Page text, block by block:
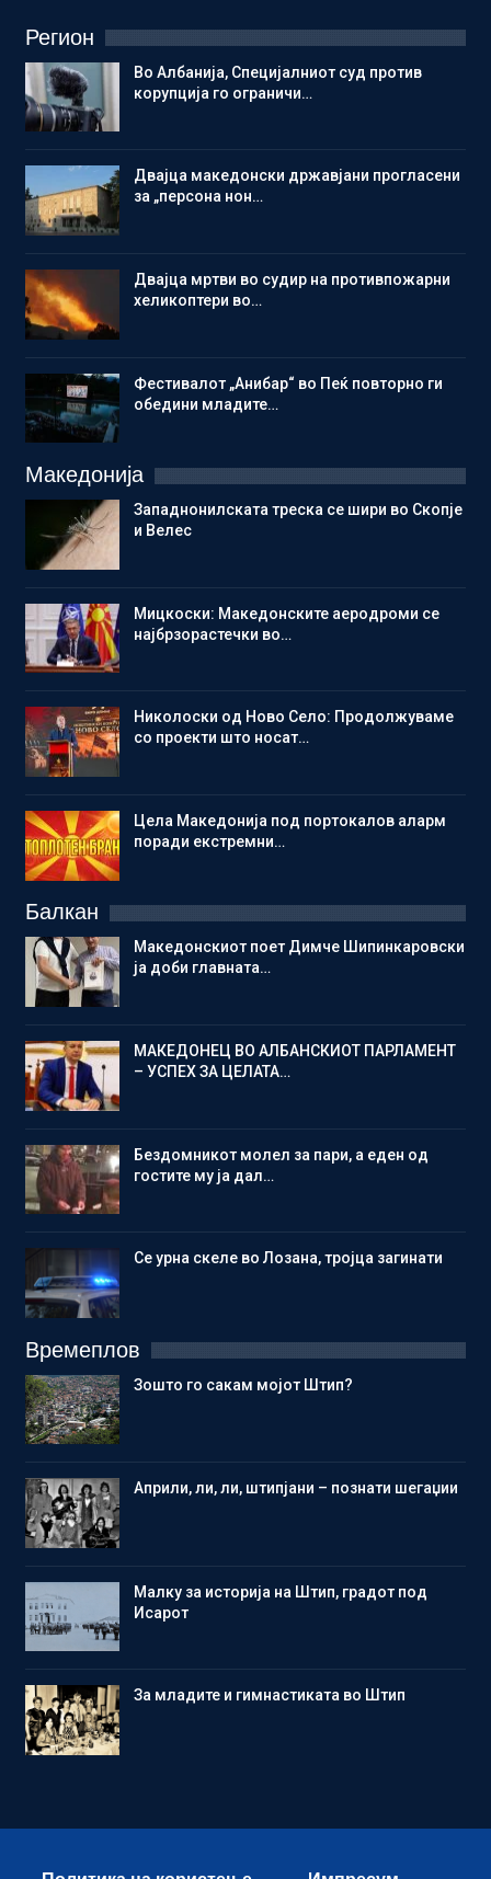
Регион
Во Албанија, Специјалниот суд против
корупција го ограничи…
Двајца македонски државјани прогласени
за „персона нон…
Двајца мртви во судир на противпожарни
хеликоптери во…
Фестивалот „Анибар“ во Пеќ повторно ги
обедини младите…
Македонија
Западнонилската треска се шири во Скопје
и Велес
Мицкоски: Македонските аеродроми се
најбрзорастечки во…
Николоски од Ново Село: Продолжуваме
со проекти што носат…
Цела Македонија под портокалов аларм
поради екстремни…
Балкан
Македонскиот поет Димче Шипинкаровски
ја доби главната…
МАКЕДОНЕЦ ВО АЛБАНСКИОТ ПАРЛАМЕНТ
– УСПЕХ ЗА ЦЕЛАТА…
Бездомникот молел за пари, а еден од
гостите му ја дал…
Се урна скеле во Лозана, тројца загинати
Времеплов
Зошто го сакам мојот Штип?
Aприли, ли, ли, штипјани – познати шегаџии
Малку за историја на Штип, градот под
Исарот
Зa младите и гимнастиката во Штип